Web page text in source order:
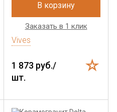
В корзину
Заказать в 1 клик
Vives
1 873 руб./
шт.